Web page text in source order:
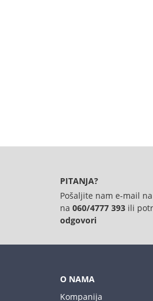
PITANJA?
Pošaljite nam e-mail na
na 060/4777 393 ili
odgovori
O NAMA
Kompanija